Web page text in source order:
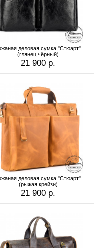
деловая сумка "Стюарт"
(глянец чёрный)
21 900 р.
деловая сумка "Стюарт"
(рыжая крейзи)
21 900 р.